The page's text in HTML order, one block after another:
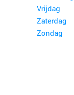
Vrijdag
Zaterdag
Zondag